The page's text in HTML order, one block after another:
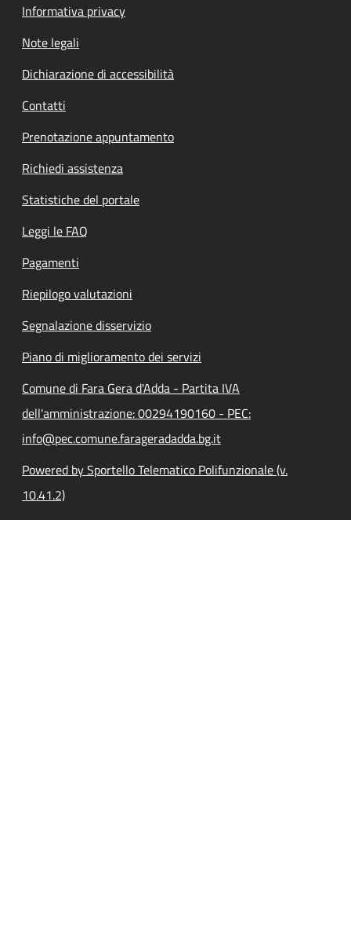
Informativa privacy
Note legali
Dichiarazione di accessibilità
Contatti
Prenotazione appuntamento
Richiedi assistenza
Statistiche del portale
Leggi le FAQ
Pagamenti
Riepilogo valutazioni
Segnalazione disservizio
Piano di miglioramento dei servizi
Comune di Fara Gera d'Adda - Partita IVA
dell'amministrazione: 00294190160 - PEC:
info@pec.comune.farageradadda.bg.it
Powered by Sportello Telematico Polifunzionale (v.
10.41.2)